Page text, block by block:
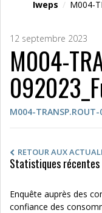
Iweps / M004-
12 septembre 2023
M004-
M004-TRANSP.ROUT-
RETOUR AUX
Statistiques récentes
Enquête auprès des
confiance des